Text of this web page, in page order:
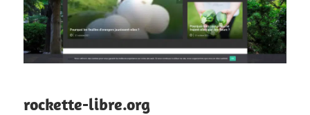
rockette-libre.org